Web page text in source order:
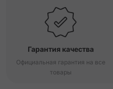
Гарантия качества
Официальная гарантия на все
товары